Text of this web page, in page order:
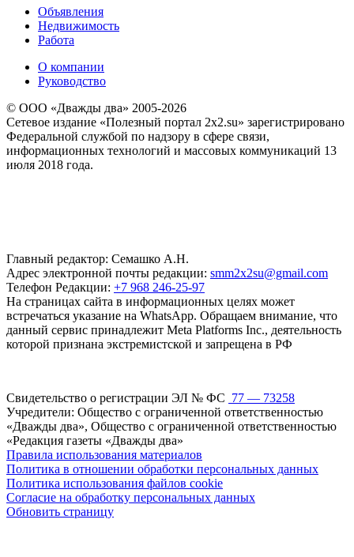
Объявления
Недвижимость
Работа
О компании
Руководство
© ООО «Дважды два» 2005-2026
Сетевое издание «Полезный портал 2x2.su» зарегистрировано
Федеральной службой по надзору в сфере связи,
информационных технологий и массовых коммуникаций 13
июля 2018 года.
Главный редактор: Семашко А.Н.
Адрес электронной почты редакции: smm2x2su@gmail.com
Телефон Редакции: +7 968 246-25-97
На страницах сайта в информационных целях может
встречаться указание на WhatsApp. Обращаем внимание, что
данный сервис принадлежит Meta Platforms Inc., деятельность
которой признана экстремистской и запрещена в РФ
Свидетельство о регистрации ЭЛ № ФС 77 — 73258
Учредители: Общество с ограниченной ответственностью
«Дважды два», Общество с ограниченной ответственностью
«Редакция газеты «Дважды два»
Правила использования материалов
Политика в отношении обработки персональных данных
Политика использования файлов cookie
Согласие на обработку персональных данных
Обновить страницу